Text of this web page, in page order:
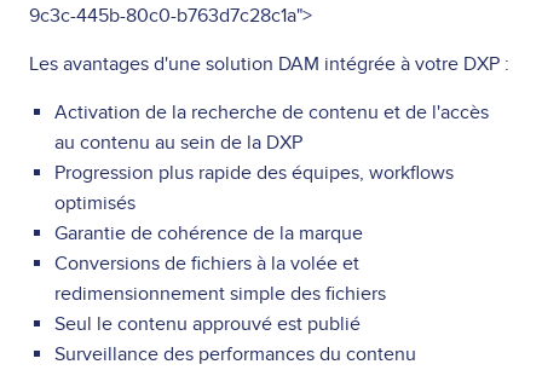
9c3c-445b-80c0-b763d7c28c1a">
Les avantages d'une solution DAM intégrée à votre DXP :
Activation de la recherche de contenu et de l'accès
au contenu au sein de la DXP
Progression plus rapide des équipes, workflows
optimisés
Garantie de cohérence de la marque
Conversions de fichiers à la volée et
redimensionnement simple des fichiers
Seul le contenu approuvé est publié
Surveillance des performances du contenu